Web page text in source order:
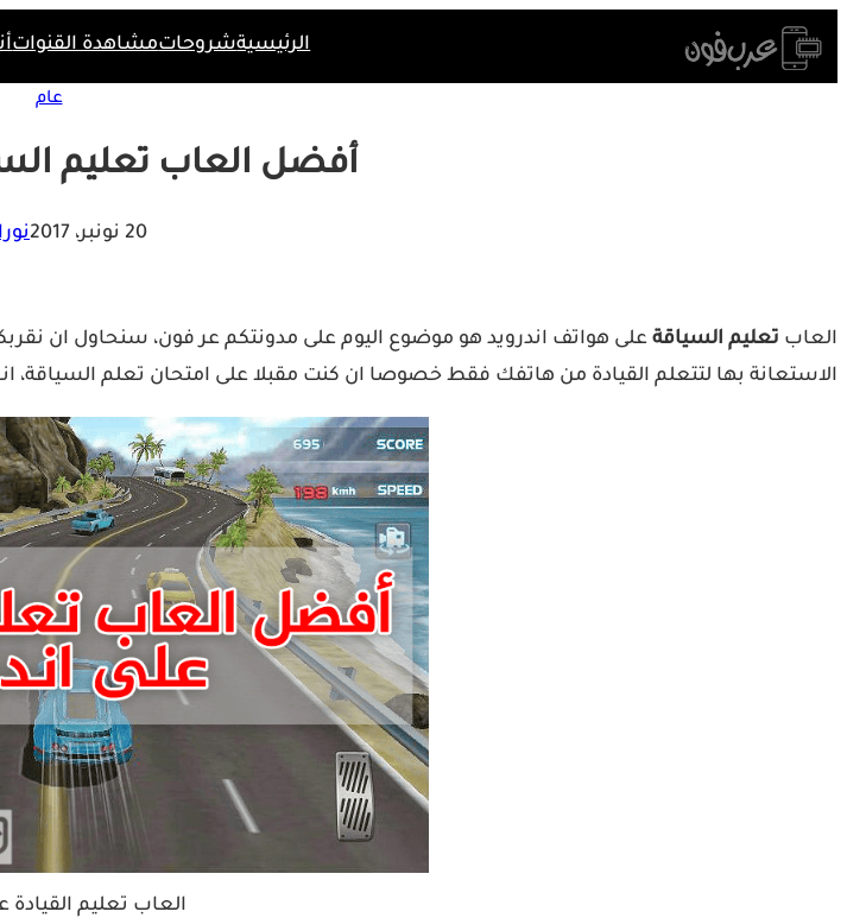
Skip
to
الرئيسيةشروحاتمشاهدة القنوات
عام
أفضل العاب تعليم
20 نونبر، 2017
العاب تعليم السياقة على هواتف اندرويد هو موضوع اليوم على مدونتكم عر فون، سنحاول ان
الاستعانة بها لتتعلم القيادة من هاتفك فقط خصوصا ان كنت مقبلا على امتحان تعلم السياقة،
العاب تعليم القيادة